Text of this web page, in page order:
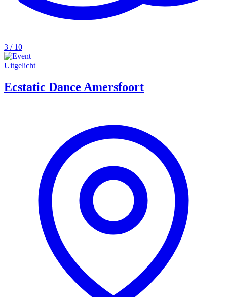
3 / 10
Uitgelicht
Ecstatic Dance Amersfoort